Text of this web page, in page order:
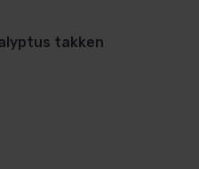
takken